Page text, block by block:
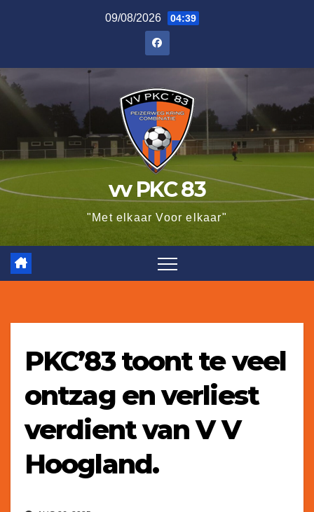
09/08/2026 04:39
vv PKC 83
"Met elkaar Voor elkaar"
PKC’83 toont te veel
ontzag en verliest
verdient van V V
Hoogland.